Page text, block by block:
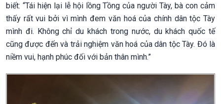
biết: “Tái hiện lại lễ hội lồng Tồng của người Tày, bà con cảm
thấy rất vui bởi vì mình đem văn hoá của chính dân tộc Tày
mình đi. Không chỉ du khách trong nước, du khách quốc tế
cũng được đến và trải nghiệm văn hoá của dân tộc Tày. Đó là
niềm vui, hạnh phúc đối với bản thân mình.”